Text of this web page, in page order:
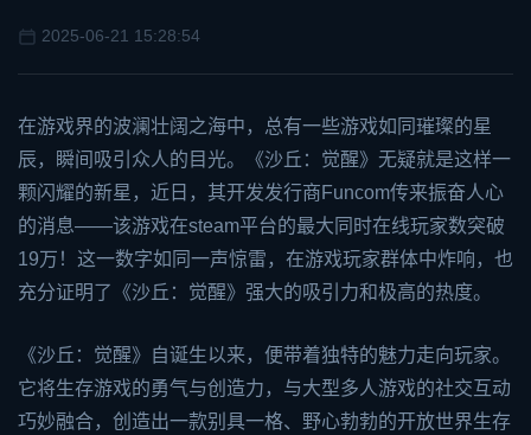
2025-06-21 15:28:54
在游戏界的波澜壮阔之海中，总有一些游戏如同璀璨的星
辰，瞬间吸引众人的目光。《沙丘：觉醒》无疑就是这样一
颗闪耀的新星，近日，其开发发行商Funcom传来振奋人心
的消息——该游戏在steam平台的最大同时在线玩家数突破
19万！这一数字如同一声惊雷，在游戏玩家群体中炸响，也
充分证明了《沙丘：觉醒》强大的吸引力和极高的热度。
《沙丘：觉醒》自诞生以来，便带着独特的魅力走向玩家。
它将生存游戏的勇气与创造力，与大型多人游戏的社交互动
巧妙融合，创造出一款别具一格、野心勃勃的开放世界生存